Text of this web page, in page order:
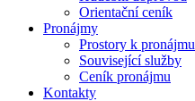
Orientační ceník
Pronájmy
Prostory k pronájmu
Související služby
Ceník pronájmu
Kontakty